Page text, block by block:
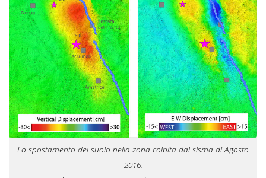
Lo spostamento del suolo nella zona colpita dal sisma di Agosto
2016.